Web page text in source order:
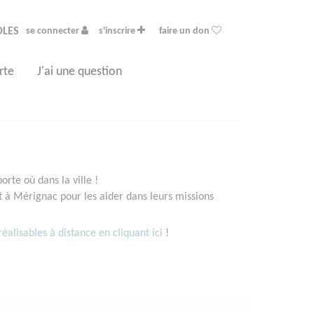
se connecter s'inscrire faire un don
J'ai une question
où dans la ville !
Mérignac pour les aider dans leurs missions
à distance en cliquant ici !